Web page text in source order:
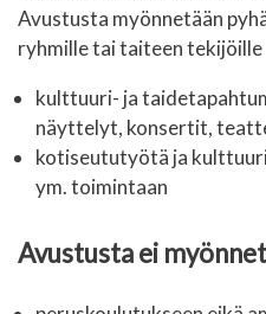
Avustusta myönnetään
ryhmille tai taiteen tekijöille
kulttuuri- ja
näyttelyt, konsertit,
kotiseututyötä ja
ym. toimintaan
Avustusta ei